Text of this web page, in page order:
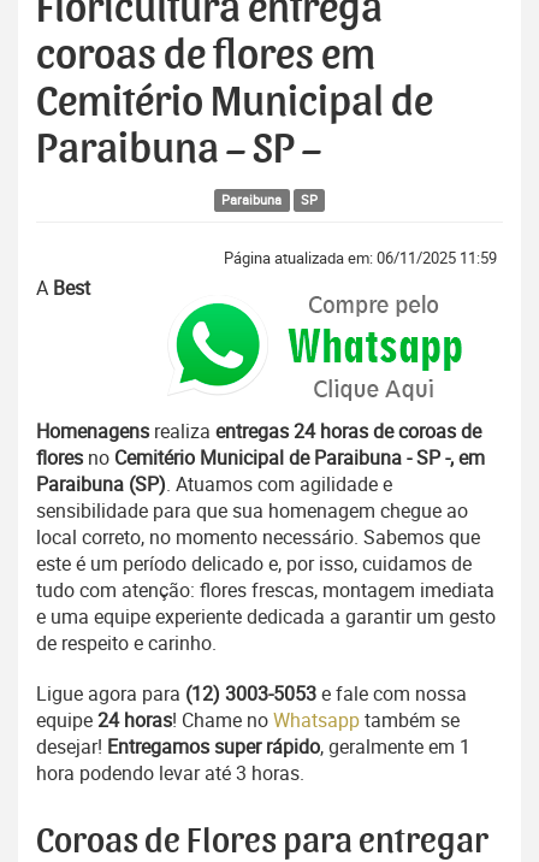
Floricultura entrega
coroas de flores em
Cemitério Municipal de
Paraibuna – SP –
Paraibuna SP
Página atualizada em: 06/11/2025 11:59
A Best
Homenagens realiza entregas 24 horas de coroas de
flores no Cemitério Municipal de Paraibuna - SP -, em
Paraibuna (SP). Atuamos com agilidade e
sensibilidade para que sua homenagem chegue ao
local correto, no momento necessário. Sabemos que
este é um período delicado e, por isso, cuidamos de
tudo com atenção: flores frescas, montagem imediata
e uma equipe experiente dedicada a garantir um gesto
de respeito e carinho.
Ligue agora para (12) 3003-5053e fale com nossa
equipe24 horas! Chame noWhatsapptambém se
desejar! Entregamos super rápido, geralmente em 1
hora podendo levar até 3 horas.
Coroas de Flores para entregar